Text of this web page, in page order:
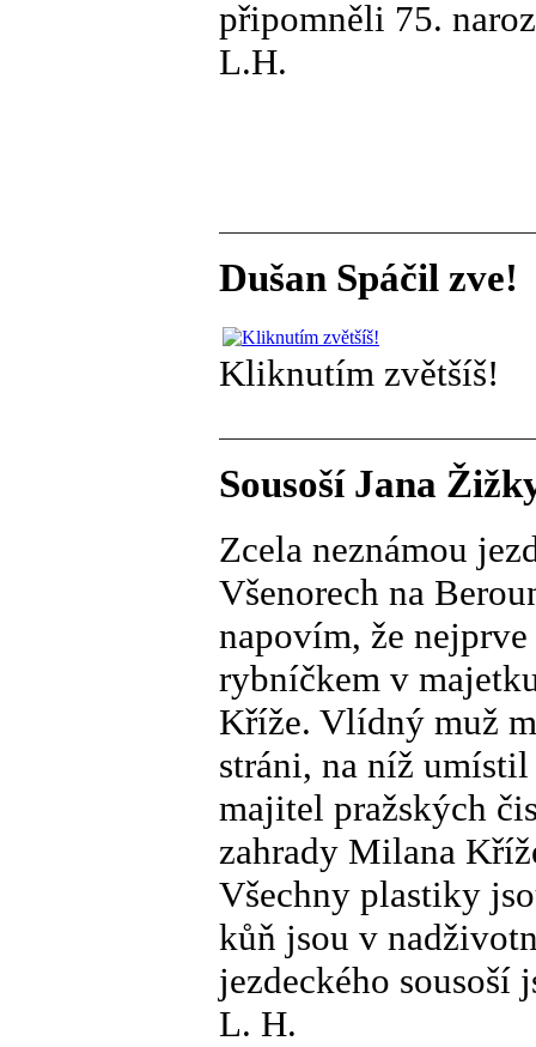
připomněli 75.
L.H.
Dušan Spáčil zve!
Kliknutím zvětšíš!
Sousoší Jana
Zcela neznámou
Všenorech na
napovím, že
rybníčkem v
Kříže. Vlídný muž
stráni, na níž
majitel pražských
zahrady Milana
Všechny plastiky
kůň jsou v
jezdeckého sousoší
L. H.